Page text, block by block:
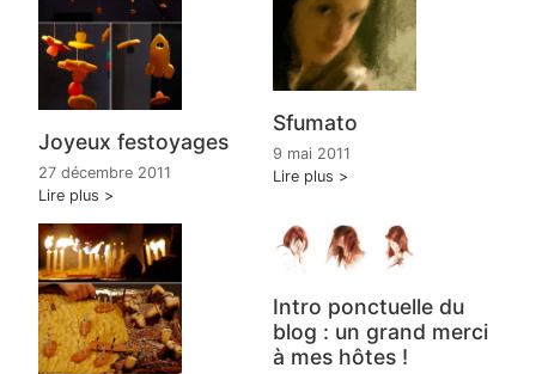
Joyeux festoyages
27 décembre 2011
Lire plus
Sfumato
9 mai 2011
Lire plus
Intro ponctuelle du
blog : un grand merci
à mes hôtes !